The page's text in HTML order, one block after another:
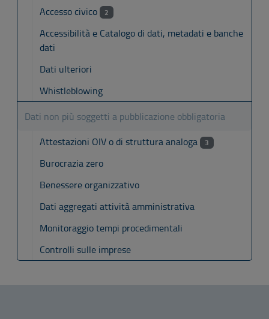
Accesso civico 2
Accessibilità e Catalogo di dati, metadati e banche
dati
Dati ulteriori
Whistleblowing
Dati non più soggetti a pubblicazione obbligatoria
Attestazioni OIV o di struttura analoga
3
Burocrazia zero
Benessere organizzativo
Dati aggregati attività amministrativa
Monitoraggio tempi procedimentali
Controlli sulle imprese